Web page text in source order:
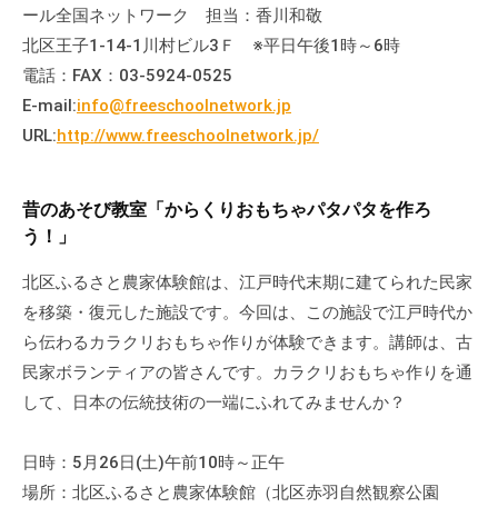
や
機
材
の
貸
ど
の
業
を
お
こ
な
て
い
ール全国ネットワーク 担当：香川和敬
北区王子1-14-1川村ビル3Ｆ ※平日午後1時～6時
電話：FAX：03-5924-0525
E-mail:info@freeschoolnetwork.jp
URL:http://www.freeschoolnetwork.jp/
昔のあそび教室「からくりおもちゃパタパタを作ろ
う！」
北区ふるさと農家体験館は、江戸時代末期に建てられた民家
を移築・復元した施設です。今回は、この施設で江戸時代か
ら伝わるカラクリおもちゃ作りが体験できます。講師は、古
民家ボランティアの皆さんです。カラクリおもちゃ作りを通
して、日本の伝統技術の一端にふれてみませんか？
日時：5月26日(土)午前10時～正午
場所：北区ふるさと農家体験館（北区赤羽自然観察公園